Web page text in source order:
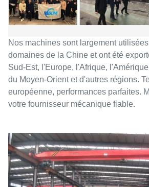
Nos machines sont largement
domaines de la Chine et ont été
Sud-Est, l'Europe, l'Afrique,
du Moyen-Orient et d'autres régions.
européenne, performances parfaites.
votre fournisseur mécanique fiable.